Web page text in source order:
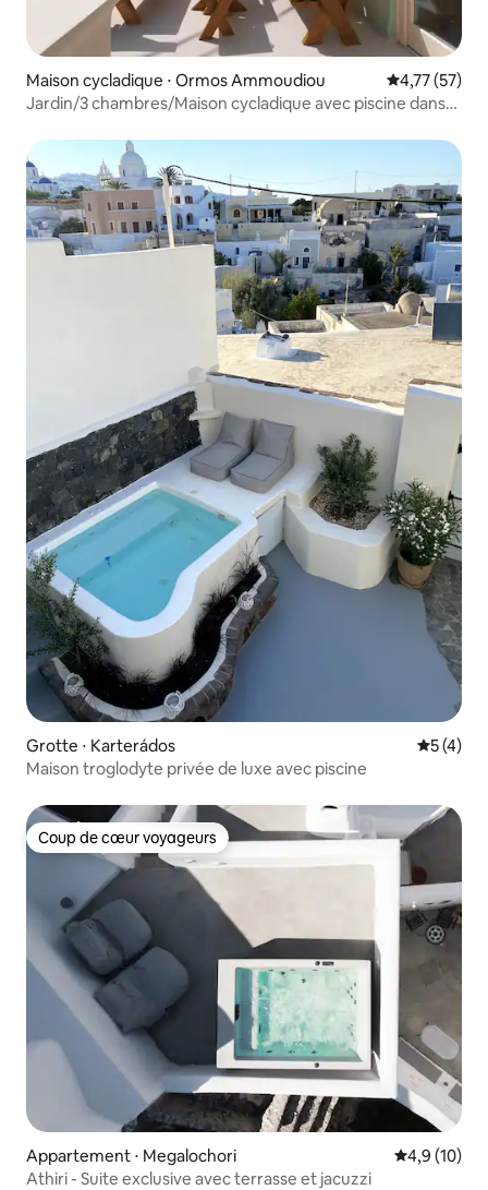
Maison cycladique ⋅ Ormos Ammoudiou Évaluation
4,77 (57)
Jardin/3 chambres/Maison cycladique avec piscine dans
Grotte ⋅ Karterádos
5 (4)
Maison troglodyte privée de luxe avec piscine
Coup de cœur voyageurs
Coup de cœur voyageurs
Appartement ⋅ Megalochori Évaluation
4,9 (10)
Athiri - Suite exclusive avec terrasse et jacuzzi